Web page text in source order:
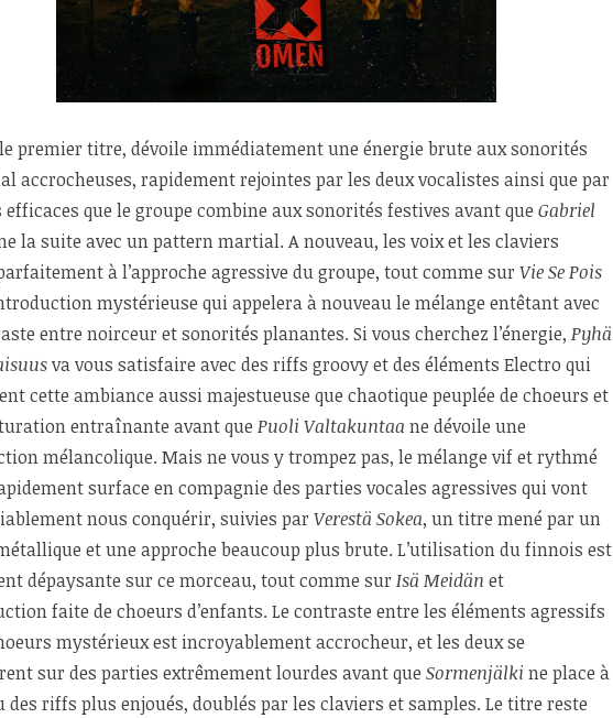
premier titre, dévoile immédiatement une énergie brute aux sonorités
accrocheuses, rapidement rejointes par les deux vocalistes ainsi que par
que le groupe combine aux sonorités festives avant que Gabriel
la suite avec un pattern martial. A nouveau, les voix et les claviers
à l’approche agressive du groupe, tout comme sur Vie Se Pois
mystérieuse qui appelera à nouveau le mélange entêtant avec
entre noirceur et sonorités planantes. Si vous cherchez l’énergie, Pyhä
va vous satisfaire avec des riffs groovy et des éléments Electro qui
cette ambiance aussi majestueuse que chaotique peuplée de choeurs et
entraînante avant que Puoli Valtakuntaa ne dévoile une
mélancolique. Mais ne vous y trompez pas, le mélange vif et rythmé
surface en compagnie des parties vocales agressives qui vont
nous conquérir, suivies par Verestä Sokea, un titre mené par un
et une approche beaucoup plus brute. L’utilisation du finnois est
dépaysante sur ce morceau, tout comme sur Isä Meidän et
faite de choeurs d’enfants. Le contraste entre les éléments agressifs
mystérieux est incroyablement accrocheur, et les deux se
sur des parties extrêmement lourdes avant que Sormenjälki ne place à
des riffs plus enjoués, doublés par les claviers et samples. Le titre reste